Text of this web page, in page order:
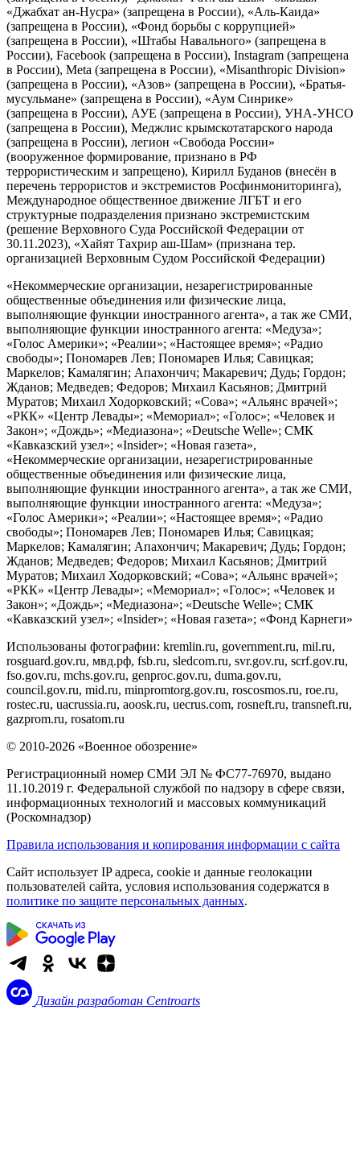
«Джабхат ан-Нусра» (запрещена в России), «Аль-Каида»
(запрещена в России), «Фонд борьбы с коррупцией»
(запрещена в России), «Штабы Навального» (запрещена в
России), Facebook (запрещена в России), Instagram (запрещена
в России), Meta (запрещена в России), «Misanthropic Division»
(запрещена в России), «Азов» (запрещена в России), «Братья-
мусульмане» (запрещена в России), «Аум Синрике»
(запрещена в России), АУЕ (запрещена в России), УНА-УНСО
(запрещена в России), Меджлис крымскотатарского народа
(запрещена в России), легион «Свобода России»
(вооруженное формирование, признано в РФ
террористическим и запрещено), Кирилл Буданов (внесён в
перечень террористов и экстремистов Росфинмониторинга),
Международное общественное движение ЛГБТ и его
структурные подразделения признано экстремистским
(решение Верховного Суда Российской Федерации от
30.11.2023), «Хайят Тахрир аш-Шам» (признана тер.
организацией Верховным Судом Российской Федерации)
«Некоммерческие организации, незарегистрированные
общественные объединения или физические лица,
выполняющие функции иностранного агента», а так же СМИ,
выполняющие функции иностранного агента: «Медуза»;
«Голос Америки»; «Реалии»; «Настоящее время»; «Радио
свободы»; Пономарев Лев; Пономарев Илья; Савицкая;
Маркелов; Камалягин; Апахончич; Макаревич; Дудь; Гордон;
Жданов; Медведев; Федоров; Михаил Касьянов; Дмитрий
Муратов; Михаил Ходорковский; «Сова»; «Альянс врачей»;
«РКК» «Центр Левады»; «Мемориал»; «Голос»; «Человек и
Закон»; «Дождь»; «Медиазона»; «Deutsche Welle»; СМК
«Кавказский узел»; «Insider»; «Новая газета»,
«Некоммерческие организации, незарегистрированные
общественные объединения или физические лица,
выполняющие функции иностранного агента», а так же СМИ,
выполняющие функции иностранного агента: «Медуза»;
«Голос Америки»; «Реалии»; «Настоящее время»; «Радио
свободы»; Пономарев Лев; Пономарев Илья; Савицкая;
Маркелов; Камалягин; Апахончич; Макаревич; Дудь; Гордон;
Жданов; Медведев; Федоров; Михаил Касьянов; Дмитрий
Муратов; Михаил Ходорковский; «Сова»; «Альянс врачей»;
«РКК» «Центр Левады»; «Мемориал»; «Голос»; «Человек и
Закон»; «Дождь»; «Медиазона»; «Deutsche Welle»; СМК
«Кавказский узел»; «Insider»; «Новая газета»; «Фонд Карнеги»
Использованы фотографии: kremlin.ru, government.ru, mil.ru,
rosguard.gov.ru, мвд.рф, fsb.ru, sledcom.ru, svr.gov.ru, scrf.gov.ru,
fso.gov.ru, mchs.gov.ru, genproc.gov.ru, duma.gov.ru,
council.gov.ru, mid.ru, minpromtorg.gov.ru, roscosmos.ru, roe.ru,
rostec.ru, uacrussia.ru, aoosk.ru, uecrus.com, rosneft.ru, transneft.ru,
gazprom.ru, rosatom.ru
© 2010-2026 «Военное обозрение»
Регистрационный номер СМИ ЭЛ № ФС77-76970, выдано
11.10.2019 г. Федеральной службой по надзору в сфере связи,
информационных технологий и массовых коммуникаций
(Роскомнадзор)
Правила использования и копирования информации с сайта
Сайт использует IP адреса, cookie и данные геолокации
пользователей сайта, условия использования содержатся в
политике по защите персональных данных.
Дизайн разработан Centroarts